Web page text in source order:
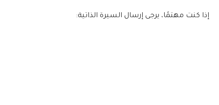
إذا كنت مهتمًا، يرجى إرسال السيرة الذاتية: